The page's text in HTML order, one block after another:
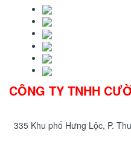
CÔNG TY TNHH
335 Khu phố Hưng Lộc, P.